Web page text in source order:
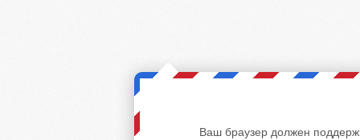
Ваш браузер должен